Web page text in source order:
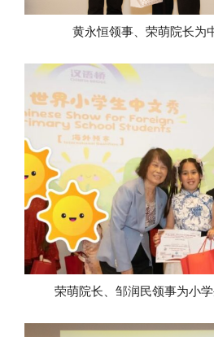
黄永恒领事、荣萌院长为
荣萌院长、邹润民领事为小